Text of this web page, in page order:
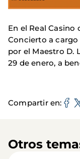
En el Real
Concierto a
por el Maestro D.
29 de enero, a
Compartir en
Otros